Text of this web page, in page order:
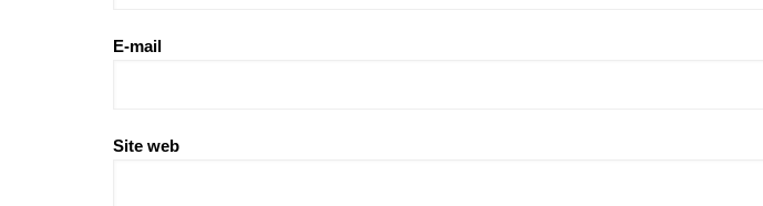
E-mail
Site web